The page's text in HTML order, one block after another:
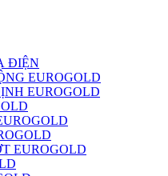
ĐIỆN
EUROGOLD
EUROGOLD
EUROGOLD